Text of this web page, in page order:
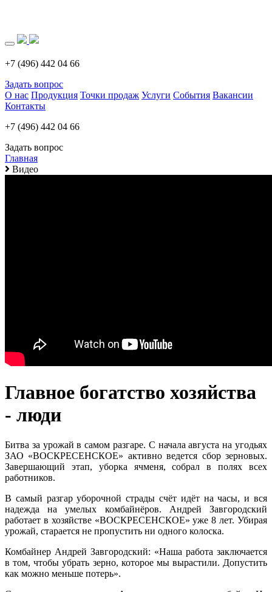
+7 (496) 442 04 66
Задать вопрос
О нас Продукция Точки продаж Услуги События Вакансии
Контакты
+7 (496) 442 04 66
Задать вопрос
Главная
Видео
Главное богатство хозяйства
- люди
Битва за урожай в самом разгаре. С начала августа на угодьях
ЗАО «ВОСКРЕСЕНСКОЕ» активно ведется сбор зерновых.
Завершающий этап, уборка ячменя, собрал в полях всех
работников.
В самый разгар уборочной страды счёт идёт на часы, и вся
надежда на умелых комбайнёров. Андрей Завгородский
работает в хозяйстве «ВОСКРЕСЕНСКОЕ» уже 8 лет. Убирая
урожай, старается не пропустить ни одного колоска.
Комбайнер Андрей Завгородский: «Наша работа заключается
в том, чтобы убрать зерно, которое мы вырастили. Допустить
как можно меньше потерь».